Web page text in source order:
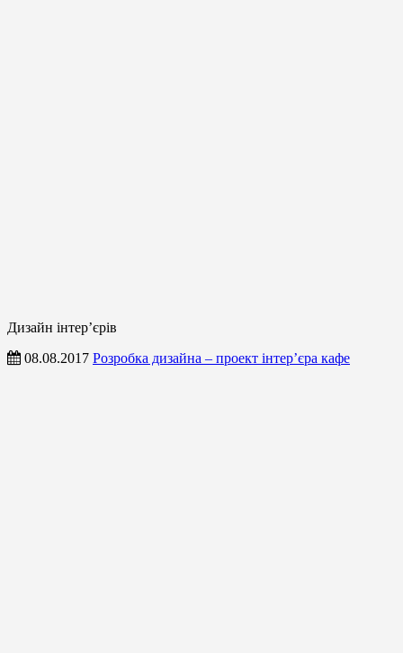
Дизайн інтер’єрів
08.08.2017 Розробка дизайна – проект інтер’єра кафе